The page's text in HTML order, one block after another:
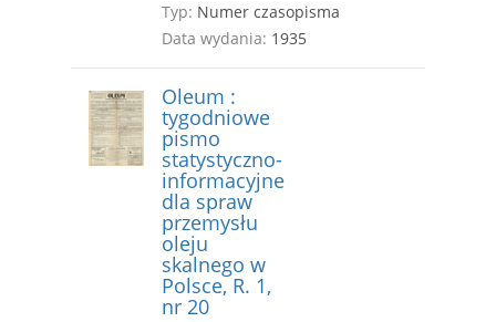
Typ: Numer czasopisma
Data wydania: 1935
Oleum :
tygodniowe
pismo
statystyczno-
informacyjne
dla spraw
przemysłu
oleju
skalnego w
Polsce, R. 1,
nr 20